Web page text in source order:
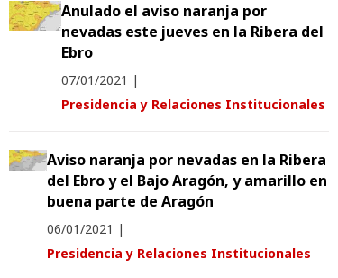
Anulado el aviso naranja por
nevadas este jueves en la Ribera del
Ebro
07/01/2021 |
Presidencia y Relaciones Institucionales
Aviso naranja por nevadas en la Ribera
del Ebro y el Bajo Aragón, y amarillo en
buena parte de Aragón
06/01/2021 |
Presidencia y Relaciones Institucionales